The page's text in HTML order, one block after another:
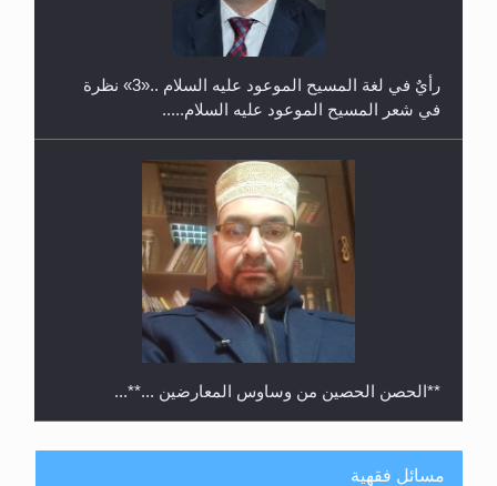
رأيٌ في لغة المسيح الموعود عليه السلام ..«3» نظرة
في شعر المسيح الموعود عليه السلام.....
**الحصن الحصين من وساوس المعارضين ...**...
مسائل فقهية